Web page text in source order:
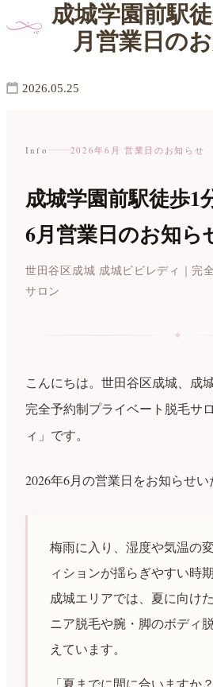
成城学園前駅
月営業日の
2026.05.25
Info 2026年6月 営業日のお知らせ
成城学園前駅徒歩1
6月営業日のお知ら
世田谷区成城 成城ビビレディ｜完
サロン
こんにちは。世田谷区成城、成
完全予約制プライベート脱毛サ
ィ」です。
2026年6月の営業日をお知らせい
梅雨に入り、湿度や気温の
ィションが揺らぎやすい時
成城エリアでは、夏に向け
ニア脱毛や腕・脚のボディ
えています。
「夏までに間に合いますか